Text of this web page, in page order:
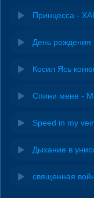
Принцесса -
День рождения
Косил Ясь
Спини мене -
Speed in my
Дыхание в
священная